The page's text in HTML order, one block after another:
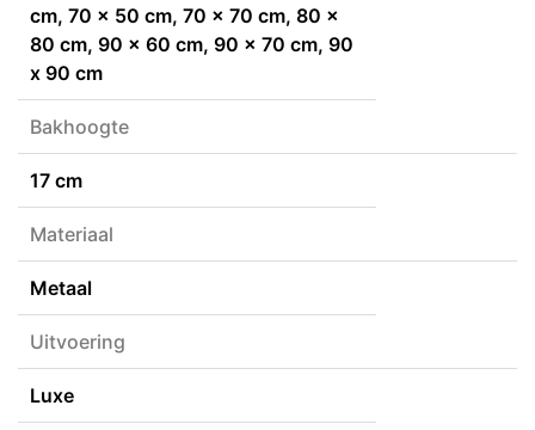
cm, 70 x 50 cm, 70 x 70 cm, 80 x
80 cm, 90 x 60 cm, 90 x 70 cm, 90
x 90 cm
Bakhoogte
17 cm
Materiaal
Metaal
Uitvoering
Luxe